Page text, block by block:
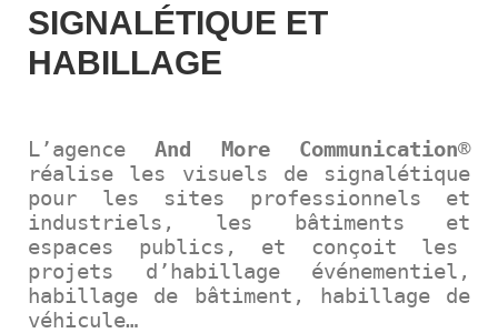
SIGNALÉTIQUE ET
HABILLAGE
L’agenceAnd More Communication®
réalise les visuels de signalétique
pour les sites professionnels et
industriels, les bâtiments et
espaces publics, et conçoit les
projets d’habillage événementiel,
habillage de bâtiment, habillage de
véhicule…